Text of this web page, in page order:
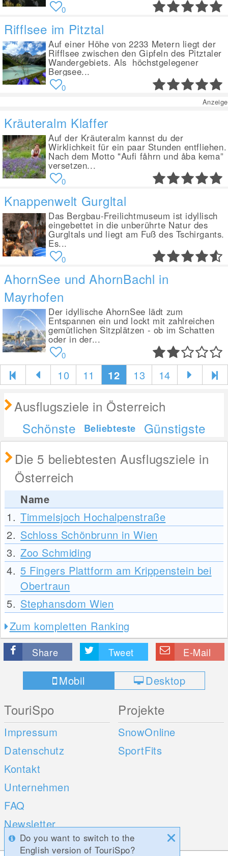
0
Rifflsee im Pitztal
Auf einer Höhe von 2233 Metern liegt der
Rifflsee zwischen den Gipfeln des Pitztaler
Wandergebiets. Als höchstgelegener
Bergsee...
0
Anzeige
Kräuteralm Klaffer
Auf der Kräuteralm kannst du der
Wirklichkeit für ein paar Stunden entfliehen.
Nach dem Motto "Aufi fåhrn und åba kema”
versetzen...
0
Knappenwelt Gurgltal
Das Bergbau-Freilichtmuseum ist idyllisch
eingebettet in die unberührte Natur des
Gurgltals und liegt am Fuß des Tschirgants.
Es...
0
AhornSee und AhornBachl in
Mayrhofen
Der idyllische AhornSee lädt zum
Entspannen ein und lockt mit zahlreichen
gemütlichen Sitzplätzen - ob im Schatten
oder in der...
0
10 11 12 13 14
Ausflugsziele in Österreich
Schönste
Beliebteste
Günstigste
Die 5 beliebtesten Ausflugsziele in
Österreich
Name
1. Timmelsjoch Hochalpenstraße
2. Schloss Schönbrunn in Wien
3. Zoo Schmiding
4. 5 Fingers Plattform am Krippenstein bei
Obertraun
5. Stephansdom Wien
Zum kompletten Ranking
Share Tweet E-Mail
Mobil Desktop
TouriSpo
Impressum
Datenschutz
Kontakt
Unternehmen
FAQ
Newsletter
Umfragen
Projekte
SnowOnline
SportFits
Do you want to switch to the
English version of TouriSpo?